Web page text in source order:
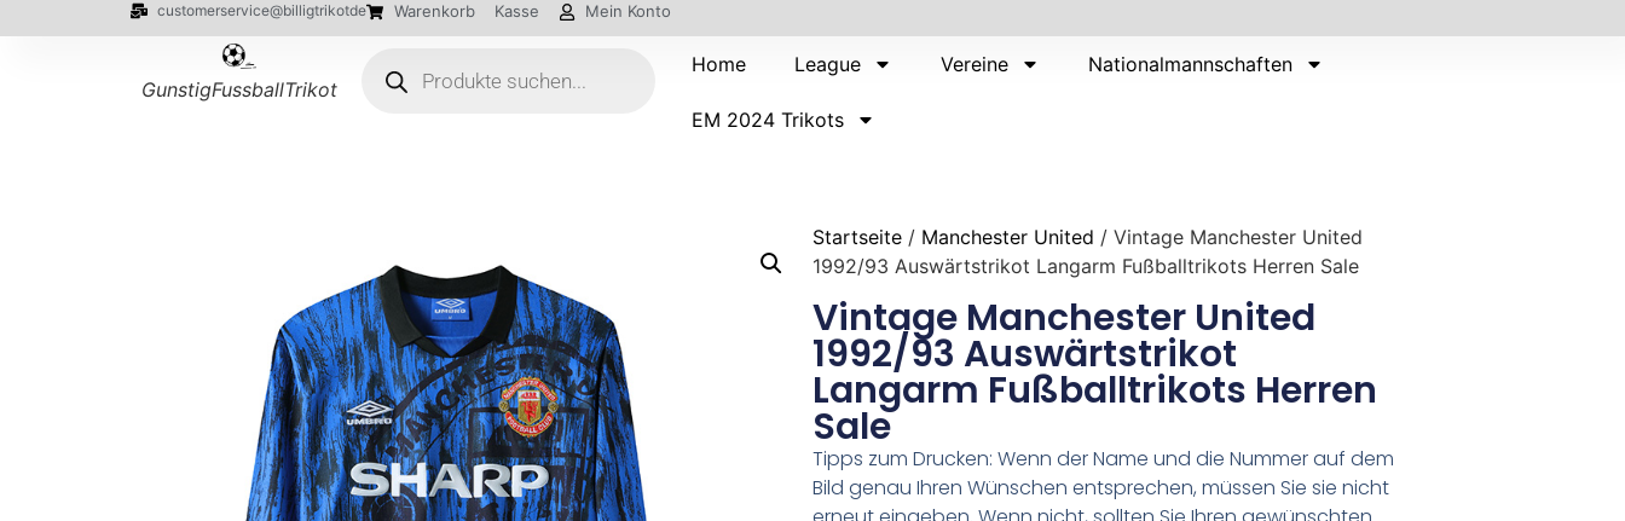
customerservice@billigtrikotde Warenkorb Kasse Mein Konto
GunstigFussballTrikot
Home League Vereine Nationalmannschaften
EM 2024 Trikots
Startseite / Manchester United / Vintage Manchester United
1992/93 Auswärtstrikot Langarm Fußballtrikots Herren Sale
Vintage Manchester United
1992/93 Auswärtstrikot
Langarm Fußballtrikots Herren
Sale
Tipps zum Drucken: Wenn der Name und die Nummer auf dem
Bild genau Ihren Wünschen entsprechen, müssen Sie sie nicht